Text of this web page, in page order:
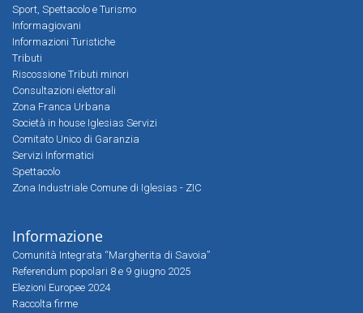
Sport, Spettacolo e Turismo
Informagiovani
Informazioni Turistiche
Tributi
Riscossione Tributi minori
Consultazioni elettorali
Zona Franca Urbana
Società in house Iglesias Servizi
Comitato Unico di Garanzia
Servizi Informatici
Spettacolo
Zona Industriale Comune di Iglesias - ZIC
Informazione
Comunità Integrata “Margherita di Savoia”
Referendum popolari 8 e 9 giugno 2025
Elezioni Europee 2024
Raccolta firme